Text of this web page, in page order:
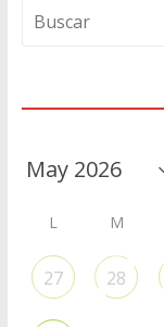
L M
27 28